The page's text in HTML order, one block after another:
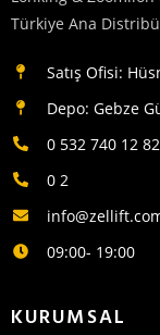
Türkiye Ana
Satış Ofisi:
Depo: Gebze
0 532 740 12 82
0 2
09:00- 19:00
KURUMSAL